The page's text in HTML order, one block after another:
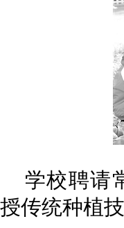
学校聘请
授传统种植技